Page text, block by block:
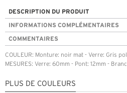
DESCRIPTION DU PRODUIT
INFORMATIONS COMPLÉMENTAIRES
COMMENTAIRES
COULEUR: Monture: noir mat - Verre: Gris
MESURES: Verre: 60mm - Pont: 12mm -
PLUS DE COULEURS